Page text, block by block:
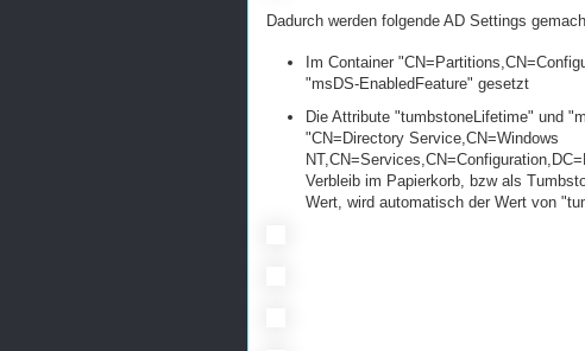
Dadurch werden folgende AD Settings
Im Container
"msDS-EnabledFeature" gesetzt
Die Attribute "tumbstoneLifetime" und
"CN=Directory Service,CN=Windows
Verbleib im Papierkorb, bzw als
Wert, wird automatisch der Wert von